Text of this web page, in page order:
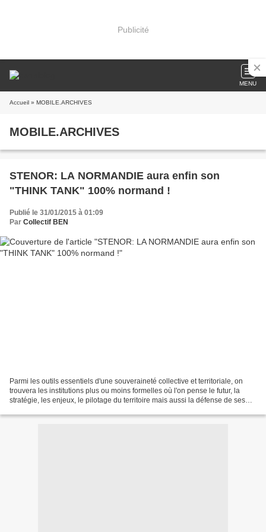
Publicité
MENU
Accueil » MOBILE.ARCHIVES
MOBILE.ARCHIVES
STENOR: LA NORMANDIE aura enfin son
"THINK TANK" 100% normand !
Publié le 31/01/2015 à 01:09
Par Collectif BEN
Parmi les outils essentiels d'une souveraineté collective et territoriale, on
trouvera les institutions plus ou moins formelles où l'on pense le futur, la
stratégie, les enjeux, le pilotage du territoire mais aussi la défense de ses